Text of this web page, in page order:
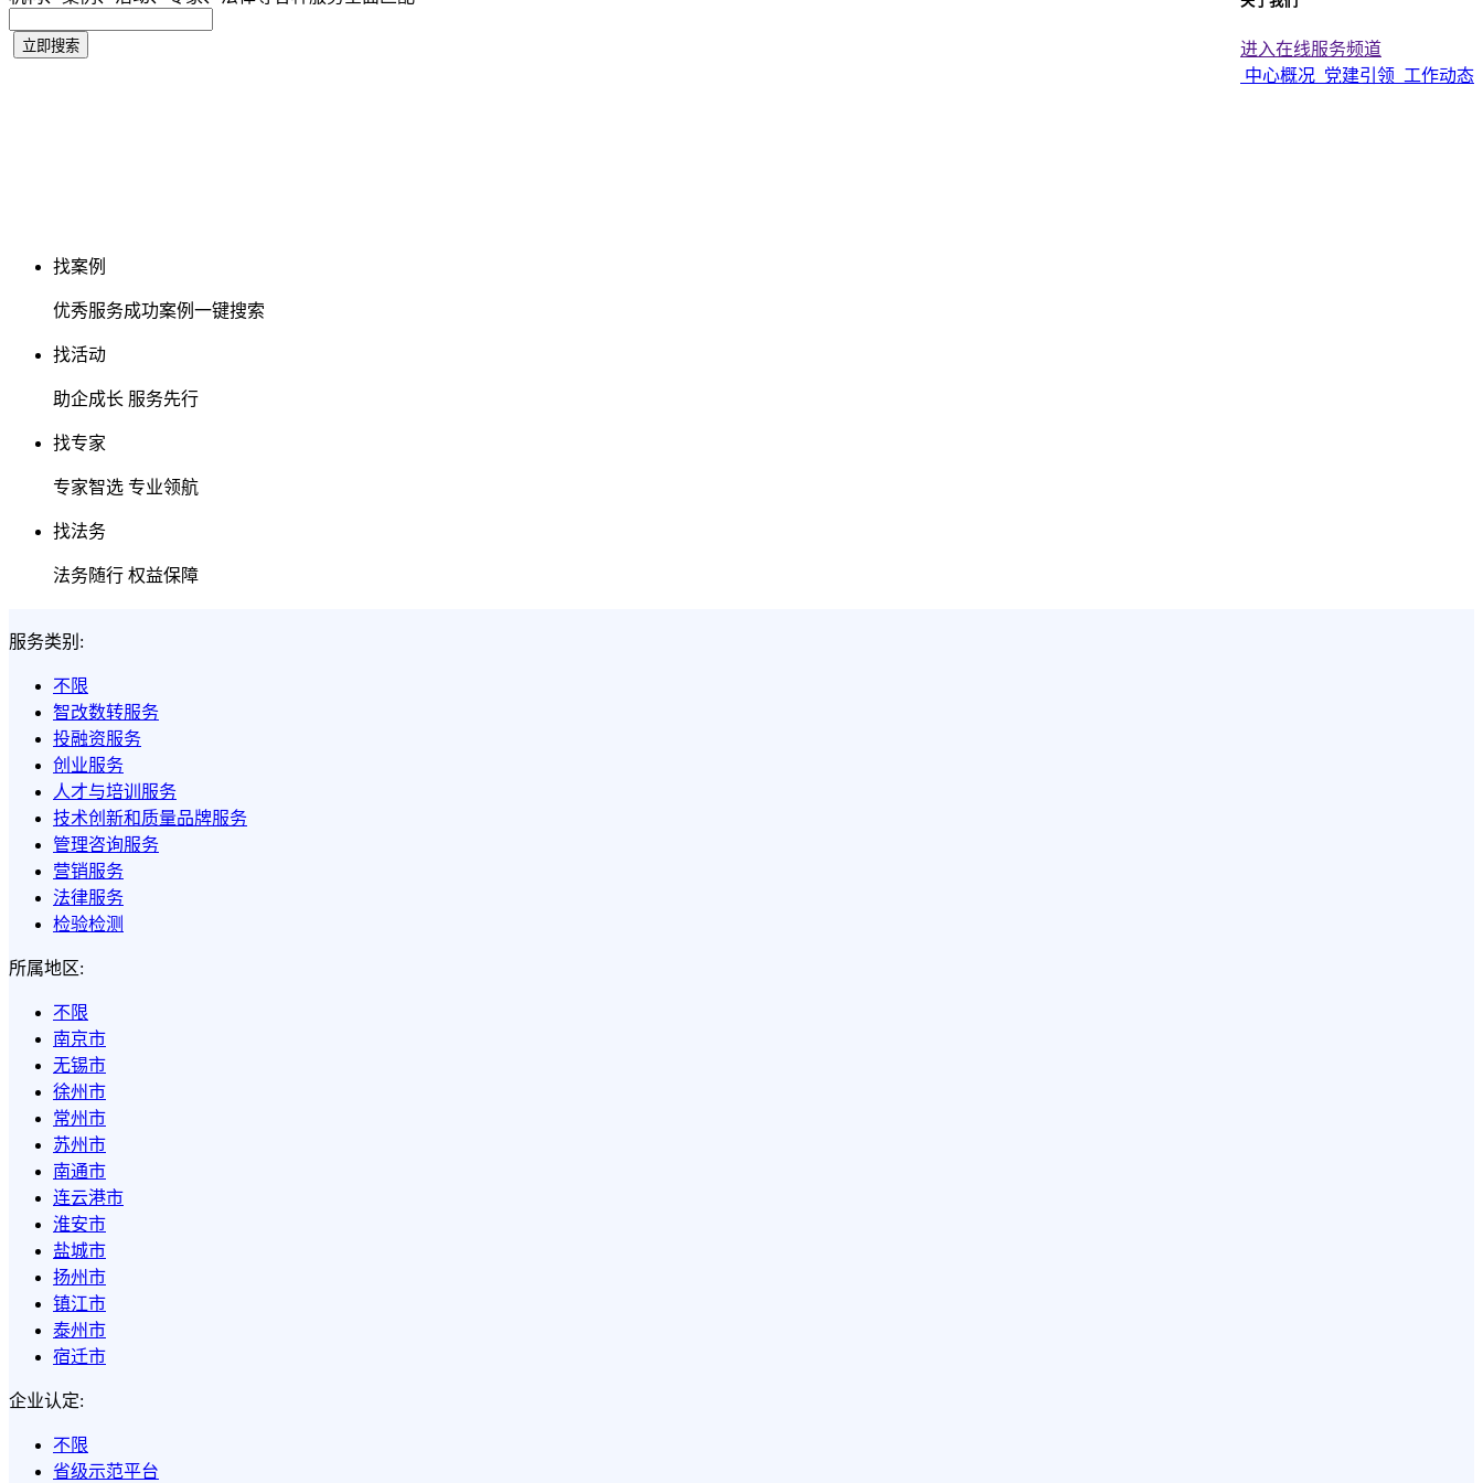
进入在线服务频道
中心概况 党建引领 工作动态
找案例
优秀服务成功案例一键搜索
找活动
助企成长 服务先行
找专家
专家智选 专业领航
找法务
法务随行 权益保障
服务类别:
不限
智改数转服务
投融资服务
创业服务
人才与培训服务
技术创新和质量品牌服务
管理咨询服务
营销服务
法律服务
检验检测
所属地区:
不限
南京市
无锡市
徐州市
常州市
苏州市
南通市
连云港市
淮安市
盐城市
扬州市
镇江市
泰州市
宿迁市
企业认定:
不限
省级示范平台